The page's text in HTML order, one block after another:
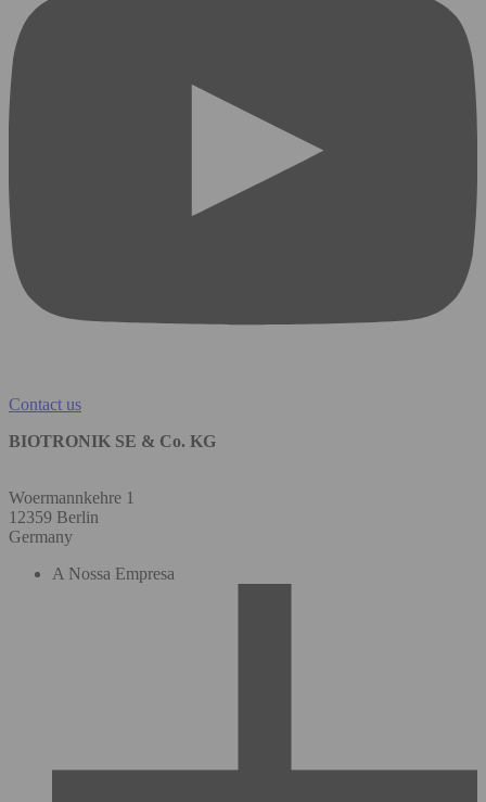
Contact us
BIOTRONIK SE & Co. KG
Woermannkehre 1
12359 Berlin
Germany
A Nossa Empresa